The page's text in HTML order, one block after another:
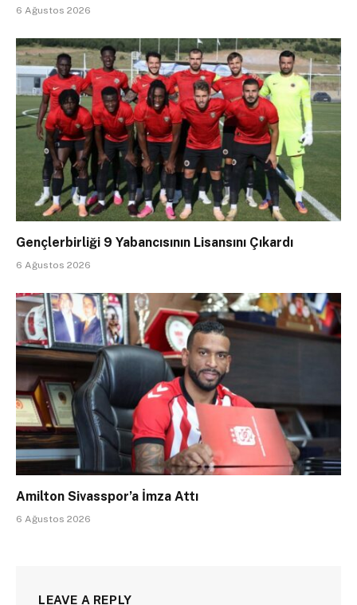
6 Ağustos 2026
Gençlerbirliği 9 Yabancısının Lisansını Çıkardı
6 Ağustos 2026
Amilton Sivasspor’a İmza Attı
6 Ağustos 2026
LEAVE A REPLY